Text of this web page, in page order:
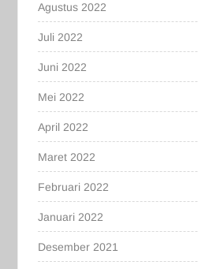
Agustus 2022
Juli 2022
Juni 2022
Mei 2022
April 2022
Maret 2022
Februari 2022
Januari 2022
Desember 2021